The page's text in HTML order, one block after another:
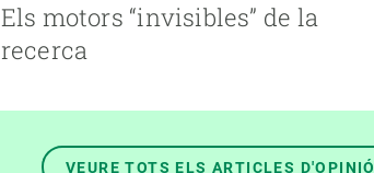
Els motors “invisibles” de la
recerca
VEURE TOTS ELS ARTICLES D'OPINIÓ